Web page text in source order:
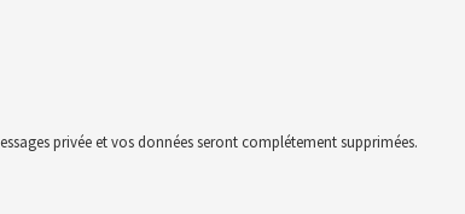
privée et vos données seront complétement supprimées.